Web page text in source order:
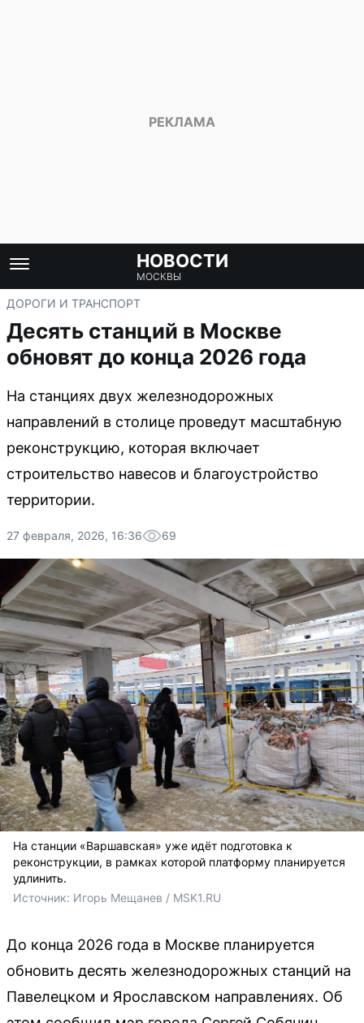
НОВОСТИ
МОСКВЫ
ДОРОГИ И ТРАНСПОРТ
Десять станций в Москве
обновят до конца 2026 года
На станциях двух железнодорожных
направлений в столице проведут масштабную
реконструкцию, которая включает
строительство навесов и благоустройство
территории.
27 февраля, 2026, 16:36 69
На станции «Варшавская» уже идёт подготовка к
реконструкции, в рамках которой платформу планируется
удлинить.
Источник: Игорь Мещанев / MSK1.RU
До конца 2026 года в Москве планируется
обновить десять железнодорожных станций на
Павелецком и Ярославском направлениях. Об